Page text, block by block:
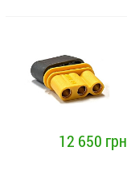
12 650 грн